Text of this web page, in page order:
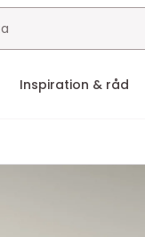
Inspiration & råd